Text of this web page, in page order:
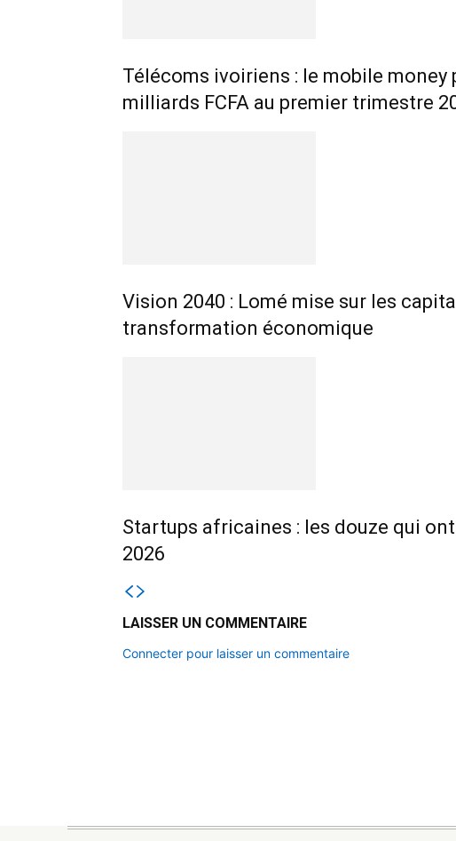
Télécoms ivoiriens : le mobile money
milliards FCFA au premier trimestre
Vision 2040 : Lomé mise sur les
transformation économique
Startups africaines : les douze qui
2026
LAISSER UN COMMENTAIRE
Connecter pour laisser un commentaire